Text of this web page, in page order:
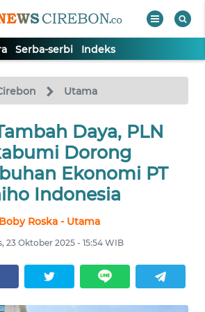
Serba-serbi Indeks
Utama
Daya, PLN
Dorong
Ekonomi PT
Indonesia
Boby Roska - Utama
23 Oktober 2025 - 15:54 WIB